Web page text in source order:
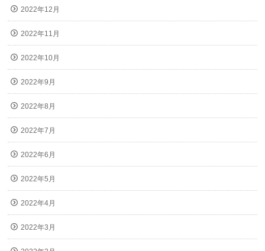
2022年12月
2022年11月
2022年10月
2022年9月
2022年8月
2022年7月
2022年6月
2022年5月
2022年4月
2022年3月